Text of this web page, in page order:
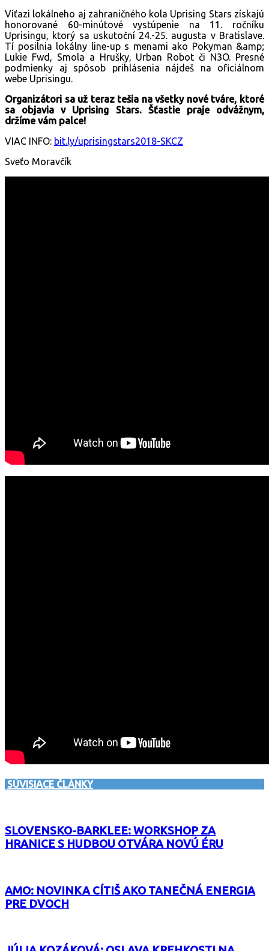
Víťazi lokálneho aj zahraničného kola Uprising Stars získajú
honorované 60-minútové vystúpenie na 11. ročníku
Uprisingu, ktorý sa uskutoční 24.-25. augusta v Bratislave.
Tí posilnia lokálny line-up s menami ako Pokyman &amp;
Lukie Fwd, Smola a Hrušky, Urban Robot či N3O. Presné
podmienky aj spôsob prihlásenia nájdeš na oficiálnom
webe Uprisingu.
Organizátori sa už teraz tešia na všetky nové tváre, ktoré
sa objavia v Uprising Stars. Šťastie praje odvážnym,
držíme vám palce!
VIAC INFO: bit.ly/uprisingstars2018-SKCZ
Sveťo Moravčík
SÚVISIACE ČLÁNKY
SLOVENSKO-BARKLEE: WORKSHOP ZA
HRANICE S HUDBOU OTVÁRA NOVÚ ÉRU
AMO: NOVINKA CÍTIŠ AKO TANEČNÁ ENERGIA
PRE DVOCH